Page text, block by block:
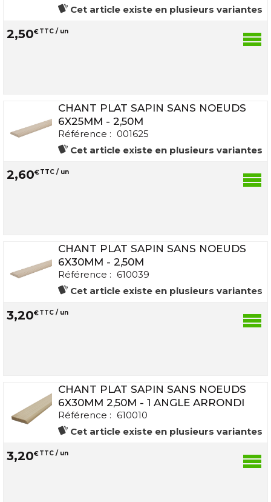
Cet article existe en plusieurs variantes
2,50€TTC / un
CHANT PLAT SAPIN SANS NOEUDS
6X25MM - 2,50M
Référence : 001625
Cet article existe en plusieurs variantes
2,60€TTC / un
CHANT PLAT SAPIN SANS NOEUDS
6X30MM - 2,50M
Référence : 610039
Cet article existe en plusieurs variantes
3,20€TTC / un
CHANT PLAT SAPIN SANS NOEUDS
6X30MM 2,50M - 1 ANGLE ARRONDI
Référence : 610010
Cet article existe en plusieurs variantes
3,20€TTC / un